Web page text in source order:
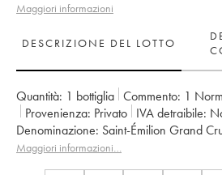
Maggiori informazioni
DESCRIZIONE DEL LOTTO
Quantità: 1 bottiglia Commento: 1
Provenienza:
privato IVA detraibile:
Denominazione:
Saint-Émilion Grand
Classificazione:
1er Grand Cru Classé B
Maggiori informazioni…